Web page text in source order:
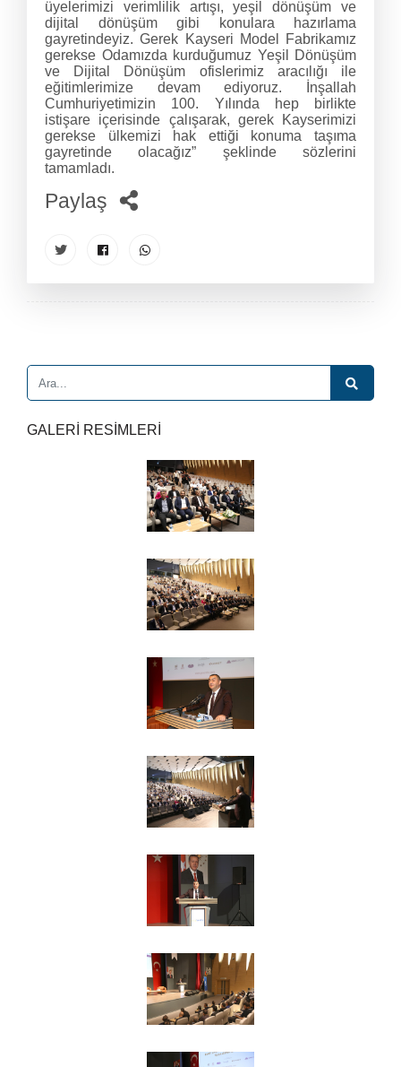
üyelerimizi verimlilik artışı, yeşil dönüşüm ve
dijital dönüşüm gibi konulara hazırlama
gayretindeyiz. Gerek Kayseri Model Fabrikamız
gerekse Odamızda kurduğumuz Yeşil Dönüşüm
ve Dijital Dönüşüm ofislerimiz aracılığı ile
eğitimlerimize devam ediyoruz. İnşallah
Cumhuriyetimizin 100. Yılında hep birlikte
istişare içerisinde çalışarak, gerek Kayserimizi
gerekse ülkemizi hak ettiği konuma taşıma
gayretinde olacağız” şeklinde sözlerini
tamamladı.
Paylaş
GALERİ RESİMLERİ